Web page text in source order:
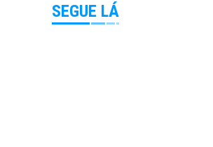
SEGUE LÁ